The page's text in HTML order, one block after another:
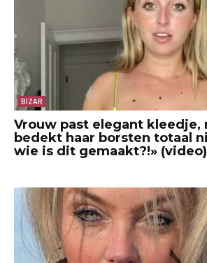
BIZAR
Vrouw past elegant kleedje,
bedekt haar borsten totaal
wie is dit gemaakt?!» (video)